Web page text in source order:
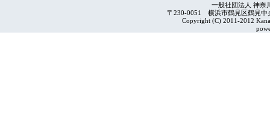
一般社団法人 神奈
〒230-0051 横浜市鶴見区鶴見
Copyright (C) 2011-2012